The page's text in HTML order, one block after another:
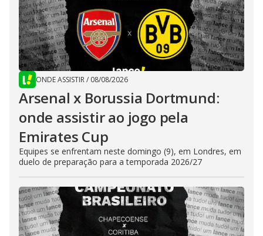
ONDE ASSISTIR/ 08/08/2026
Arsenal x Borussia Dortmund:
onde assistir ao jogo pela
Emirates Cup
Equipes se enfrentam neste domingo (9), em Londres, em
duelo de preparação para a temporada 2026/27